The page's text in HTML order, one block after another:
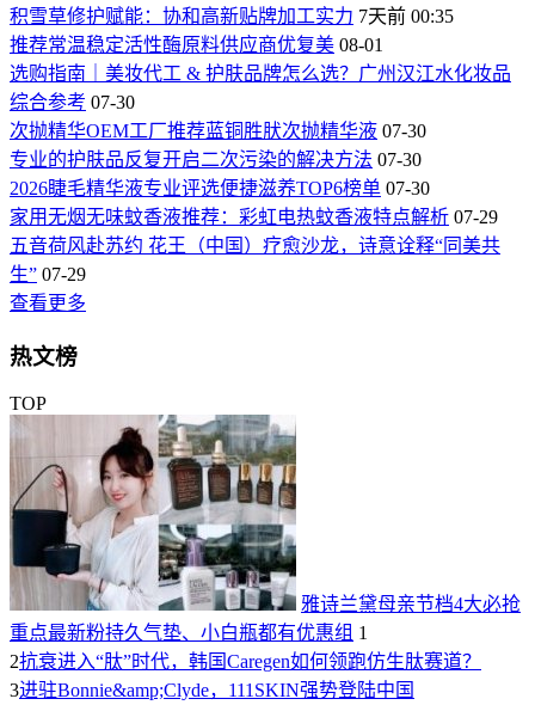
积雪草修护赋能：协和高新贴牌加工实力 7天前 00:35
推荐常温稳定活性酶原料供应商优复美 08-01
选购指南｜美妆代工 & 护肤品牌怎么选？广州汉江水化妆品
综合参考 07-30
次抛精华OEM工厂推荐蓝铜胜肰次抛精华液 07-30
专业的护肤品反复开启二次污染的解决方法 07-30
2026睫毛精华液专业评选便捷滋养TOP6榜单 07-30
家用无烟无味蚊香液推荐：彩虹电热蚊香液特点解析 07-29
五音荷风赴苏约 花王（中国）疗愈沙龙，诗意诠释“同美共
生” 07-29
查看更多
热文榜
TOP
雅诗兰黛母亲节档4大必抢
重点最新粉持久气垫、小白瓶都有优惠组 1
2抗衰进入“肽”时代，韩国Caregen如何领跑仿生肽赛道？
3进驻Bonnie&amp;Clyde，111SKIN强势登陆中国